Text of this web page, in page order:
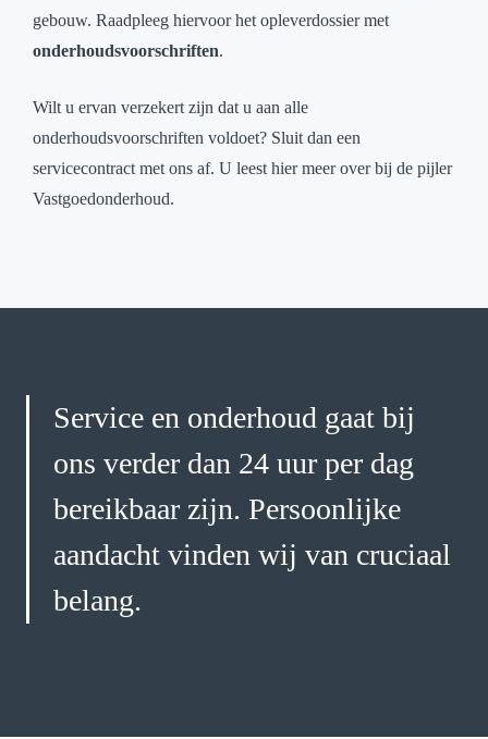
gebouw. Raadpleeg hiervoor het opleverdossier met
onderhoudsvoorschriften.
Wilt u ervan verzekert zijn dat u aan alle
onderhoudsvoorschriften voldoet? Sluit dan een
servicecontract met ons af. U leest hier meer over bij de pijler
Vastgoedonderhoud.
Service en onderhoud gaat bij
ons verder dan 24 uur per dag
bereikbaar zijn. Persoonlijke
aandacht vinden wij van cruciaal
belang.